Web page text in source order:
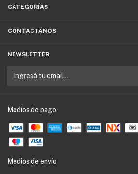
CATEGORÍAS
CONTACTÁNOS
NEWSLETTER
Medios de pago
Medios de envío